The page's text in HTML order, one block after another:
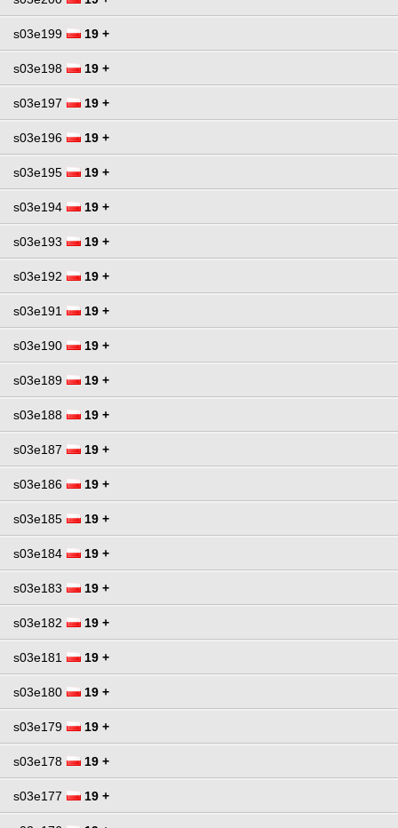
s03e199 19 +
s03e198 19 +
s03e197 19 +
s03e196 19 +
s03e195 19 +
s03e194 19 +
s03e193 19 +
s03e192 19 +
s03e191 19 +
s03e190 19 +
s03e189 19 +
s03e188 19 +
s03e187 19 +
s03e186 19 +
s03e185 19 +
s03e184 19 +
s03e183 19 +
s03e182 19 +
s03e181 19 +
s03e180 19 +
s03e179 19 +
s03e178 19 +
s03e177 19 +